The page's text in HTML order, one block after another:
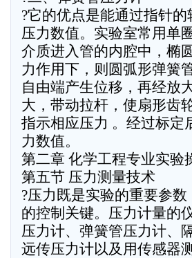
?它的优点是能通过指针的
压力数值。实验室常用单
介质进入管的内腔中，椭
力作用下，则圆弧形弹簧
自由端产生位移，再经放
大，带动拉杆，使扇形齿
指示相应压力 。经过标定
力数值。
第二章 化学工程专业实验
第五节 压力测量技术
?压力既是实验的重要参
的控制关键。压力计量的
压力计、弹簧管压力计、
远传压力计以及用传感器